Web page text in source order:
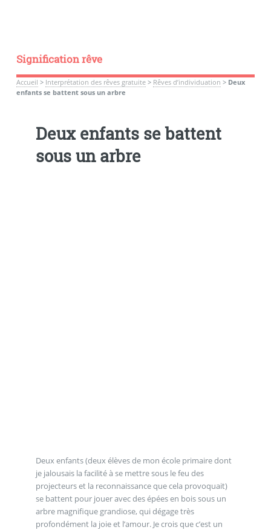
Signification rêve
Accueil > Interprétation des rêves gratuite> Rêves d’individuation > Deux
enfants se battent sous un arbre
Deux enfants se battent
sous un arbre
Deux enfants (deux élèves de mon école primaire dont
je jalousais la facilité à se mettre sous le feu des
projecteurs et la reconnaissance que cela provoquait)
se battent pour jouer avec des épées en bois sous un
arbre magnifique grandiose, qui dégage très
profondément la joie et l’amour. Je crois que c’est un